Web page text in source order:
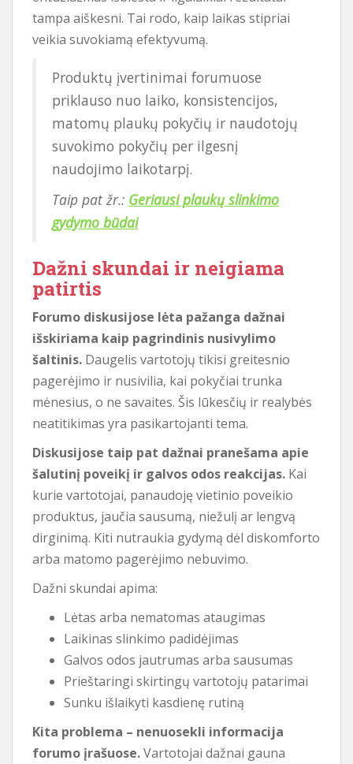
tampa aiškesni. Tai rodo, kaip laikas stipriai
veikia suvokiamą efektyvumą.
Produktų įvertinimai forumuose
priklauso nuo laiko, konsistencijos,
matomų plaukų pokyčių ir naudotojų
suvokimo pokyčių per ilgesnį
naudojimo laikotarpį.
Taip pat žr.: Geriausi plaukų slinkimo
gydymo būdai
Dažni skundai ir neigiama
patirtis
Forumo diskusijose lėta pažanga dažnai
išskiriama kaip pagrindinis nusivylimo
šaltinis. Daugelis vartotojų tikisi greitesnio
pagerėjimo ir nusivilia, kai pokyčiai trunka
mėnesius, o ne savaites. Šis lūkesčių ir realybės
neatitikimas yra pasikartojanti tema.
Diskusijose taip pat dažnai pranešama apie
šalutinį poveikį ir galvos odos reakcijas. Kai
kurie vartotojai, panaudoję vietinio poveikio
produktus, jaučia sausumą, niežulį ar lengvą
dirginimą. Kiti nutraukia gydymą dėl diskomforto
arba matomo pagerėjimo nebuvimo.
Dažni skundai apima:
Lėtas arba nematomas ataugimas
Laikinas slinkimo padidėjimas
Galvos odos jautrumas arba sausumas
Prieštaringi skirtingų vartotojų patarimai
Sunku išlaikyti kasdienę rutiną
Kita problema – nenuosekli informacija
forumo įrašuose.Vartotojai dažnai gauna